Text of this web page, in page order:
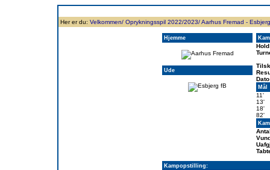
Her er du: Velkommen/ Oprykningsspil 2022/2023/Aarhus Fremad -
Hjemme
Ude
Mål
11'
13'
18'
82'
Kampopstilling: